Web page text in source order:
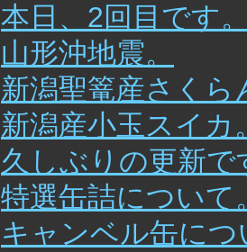
本日、2回目です
山形沖地震。
新潟聖篭産さくら
新潟産小玉スイカ
久しぶりの更新で
特選缶詰について
キャンベル缶につ